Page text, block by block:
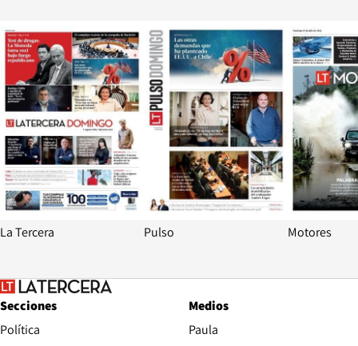
Opens in new window
La Tercera
Opens in
Pulso Motores
Secciones
Política
Medios
Paula